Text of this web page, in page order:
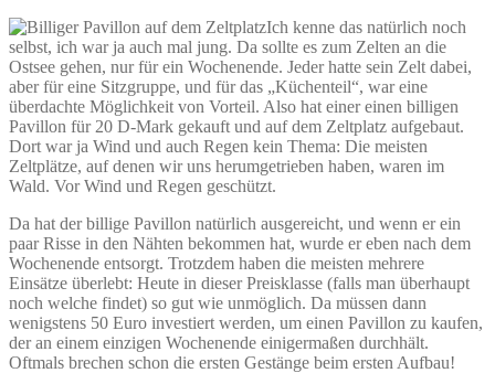
Ich kenne das natürlich noch
selbst, ich war ja auch mal jung. Da sollte es zum Zelten an die
Ostsee gehen, nur für ein Wochenende. Jeder hatte sein Zelt dabei,
aber für eine Sitzgruppe, und für das „Küchenteil“, war eine
überdachte Möglichkeit von Vorteil. Also hat einer einen billigen
Pavillon für 20 D-Mark gekauft und auf dem Zeltplatz aufgebaut.
Dort war ja Wind und auch Regen kein Thema: Die meisten
Zeltplätze, auf denen wir uns herumgetrieben haben, waren im
Wald. Vor Wind und Regen geschützt.
Da hat der billige Pavillon natürlich ausgereicht, und wenn er ein
paar Risse in den Nähten bekommen hat, wurde er eben nach dem
Wochenende entsorgt. Trotzdem haben die meisten mehrere
Einsätze überlebt: Heute in dieser Preisklasse (falls man überhaupt
noch welche findet) so gut wie unmöglich. Da müssen dann
wenigstens 50 Euro investiert werden, um einen Pavillon zu kaufen,
der an einem einzigen Wochenende einigermaßen durchhält.
Oftmals brechen schon die ersten Gestänge beim ersten Aufbau!